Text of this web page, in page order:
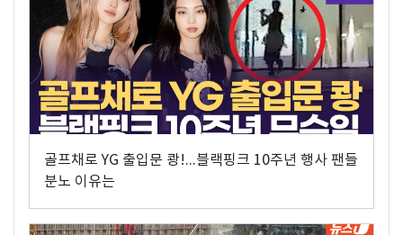
골프채로 YG 출입문 쾅!...블랙핑크 10주년 행사 팬들
분노 이유는